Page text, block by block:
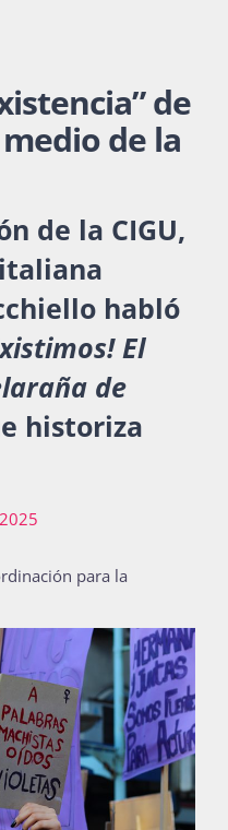
de
de la
de la CIGU,
habló
El
de
historiza
para la